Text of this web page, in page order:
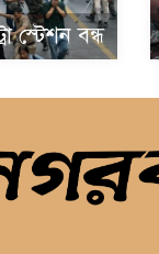
স্টেশন বন্ধ